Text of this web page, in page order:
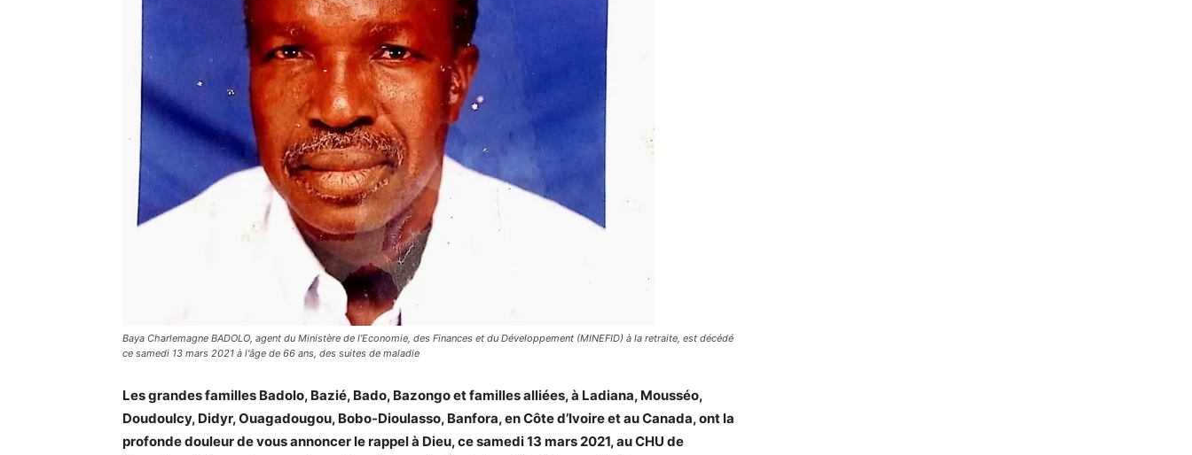
Baya Charlemagne BADOLO, agent du Ministère de l’Economie, des Finances et du Développement (MINEFID) à la retraite, est décédé
ce samedi 13 mars 2021 à l'âge de 66 ans, des suites de maladie
Les grandes familles Badolo, Bazié, Bado, Bazongo et familles alliées, à Ladiana, Mousséo,
Doudoulcy, Didyr, Ouagadougou, Bobo-Dioulasso, Banfora, en Côte d’Ivoire et au Canada, ont la
profonde douleur de vous annoncer le rappel à Dieu, ce samedi 13 mars 2021, au CHU de